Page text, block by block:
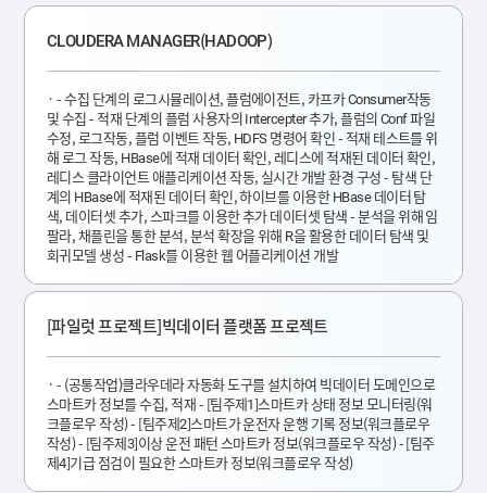
CLOUDERA MANAGER(HADOOP)
- 수집 단계의 로그시뮬레이션, 플럼에이전트, 카프카 Consumer작동
및 수집 - 적재 단계의 플럼 사용자의 Intercepter 추가, 플럼의 Conf 파일
수정, 로그작동, 플럼 이벤트 작동, HDFS 명령어 확인 - 적재 테스트를 위
해 로그 작동, HBase에 적재 데이터 확인, 레디스에 적재된 데이터 확인,
레디스 클라이언트 애플리케이션 작동, 실시간 개발 환경 구성 - 탐색 단
계의 HBase에 적재된 데이터 확인, 하이브를 이용한 HBase 데이터 탐
색, 데이터셋 추가, 스파크를 이용한 추가 데이터셋 탐색 - 분석을 위해 임
팔라, 채플린을 통한 분석, 분석 확장을 위해 R을 활용한 데이터 탐색 및
회귀모델 생성 - Flask를 이용한 웹 어플리케이션 개발
[파일럿 프로젝트]빅데이터 플랫폼 프로젝트
- (공통작업)클라우데라 자동화 도구를 설치하여 빅데이터 도메인으로
스마트카 정보를 수집, 적재 - [팀주제1]스마트카 상태 정보 모니터링(워
크플로우 작성) - [팀주제2]스마트가 운전자 운행 기록 정보(워크플로우
작성) - [팀주제3]이상 운전 패턴 스마트카 정보(워크플로우 작성) - [팀주
제4]기급 점검이 필요한 스마트카 정보(워크플로우 작성)